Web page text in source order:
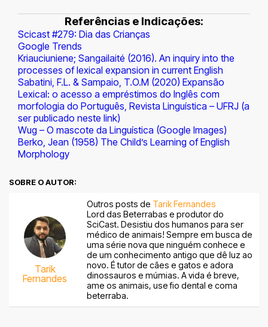
Referências e Indicações:
Scicast #279: Dia das Crianças
Google Trends
Kriauciuniene; Sangailaité (2016). An inquiry into the
processes of lexical expansion in current English
Sabatini, F.L. & Sampaio, T.O.M (2020) Expansão
Lexical: o acesso a empréstimos do Inglês com
morfologia do Português, Revista Linguística – UFRJ (a
ser publicado neste link)
Wug – O mascote da Linguística (Google Images)
Berko, Jean (1958) The Child’s Learning of English
Morphology
SOBRE O AUTOR:
Tarik
Fernandes
Outros posts de Tarik Fernandes
Lord das Beterrabas e produtor do
SciCast. Desistiu dos humanos para ser
médico de animais! Sempre em busca de
uma série nova que ninguém conhece e
de um conhecimento antigo que dê luz ao
novo. É tutor de cães e gatos e adora
dinossauros e múmias. A vida é breve,
ame os animais, use fio dental e coma
beterraba.